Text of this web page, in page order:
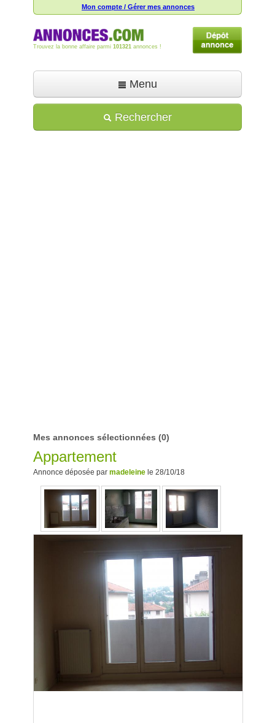
Mon compte / Gérer mes annonces
Trouvez la bonne affaire parmi 101321 annonces !
Menu
Déposer une annonce
Rechercher
Mes annonces sélectionnées (0)
Appartement
Annonce déposée par madeleine le 28/10/18